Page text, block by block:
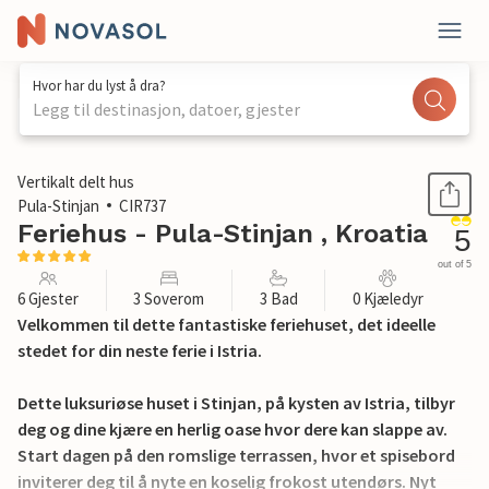
Hvor har du lyst å dra?
Legg til destinasjon, datoer, gjester
1 / 57
Vertikalt delt hus
Pula-Stinjan
CIR737
Feriehus - Pula-Stinjan , Kroatia 5
out of 5
6 Gjester 3 Soverom 3 Bad 0 Kjæledyr
Velkommen til dette fantastiske feriehuset, det ideelle
stedet for din neste ferie i Istria.
Dette luksuriøse huset i Stinjan, på kysten av Istria, tilbyr
deg og dine kjære en herlig oase hvor dere kan slappe av.
Start dagen på den romslige terrassen, hvor et spisebord
inviterer deg til å nyte en koselig frokost utendørs. Nyt